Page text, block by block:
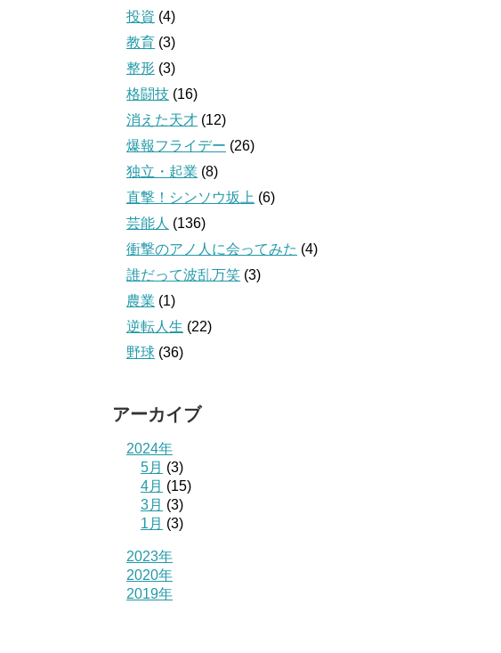
投資 (4)
教育 (3)
整形 (3)
格闘技 (16)
消えた天才 (12)
爆報フライデー (26)
独立・起業 (8)
直撃！シンソウ坂上 (6)
芸能人 (136)
衝撃のアノ人に会ってみた (4)
誰だって波乱万笑 (3)
農業 (1)
逆転人生 (22)
野球 (36)
アーカイブ
2024年
5月 (3)
4月 (15)
3月 (3)
1月 (3)
2023年
2020年
2019年